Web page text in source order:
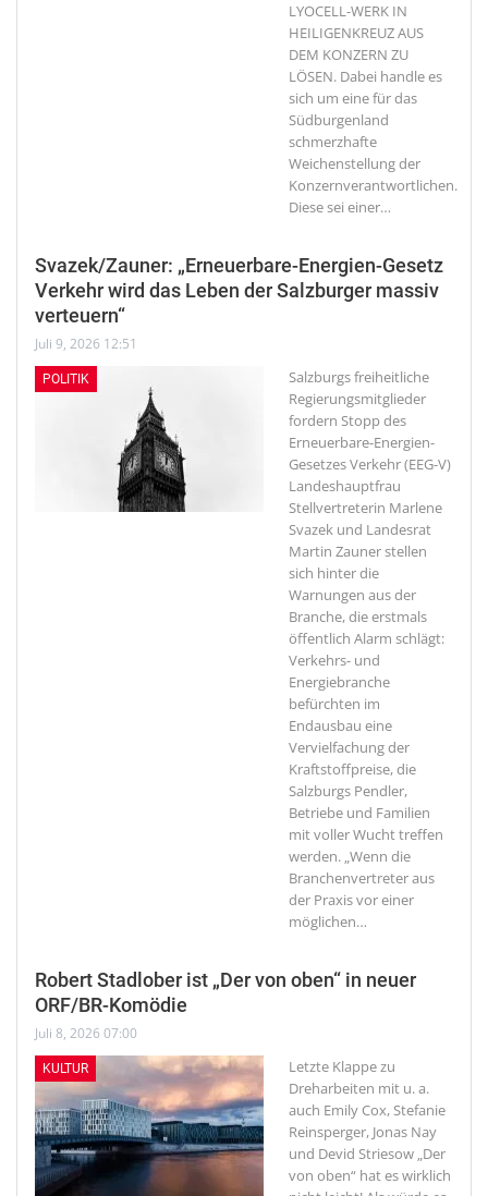
LYOCELL-WERK IN
HEILIGENKREUZ AUS
DEM KONZERN ZU
LÖSEN. Dabei handle es
sich um eine für das
Südburgenland
schmerzhafte
Weichenstellung der
Konzernverantwortlichen.
Diese sei einer…
Svazek/Zauner: „Erneuerbare-Energien-Gesetz
Verkehr wird das Leben der Salzburger massiv
verteuern“
Juli 9, 2026 12:51
POLITIK
Salzburgs freiheitliche
Regierungsmitglieder
fordern Stopp des
Erneuerbare-Energien-
Gesetzes Verkehr (EEG-V)
Landeshauptfrau
Stellvertreterin Marlene
Svazek und Landesrat
Martin Zauner stellen
sich hinter die
Warnungen aus der
Branche, die erstmals
öffentlich Alarm schlägt:
Verkehrs- und
Energiebranche
befürchten im
Endausbau eine
Vervielfachung der
Kraftstoffpreise, die
Salzburgs Pendler,
Betriebe und Familien
mit voller Wucht treffen
werden. „Wenn die
Branchenvertreter aus
der Praxis vor einer
möglichen…
Robert Stadlober ist „Der von oben“ in neuer
ORF/BR-Komödie
Juli 8, 2026 07:00
KULTUR
Letzte Klappe zu
Dreharbeiten mit u. a.
auch Emily Cox, Stefanie
Reinsperger, Jonas Nay
und Devid Striesow „Der
von oben“ hat es wirklich